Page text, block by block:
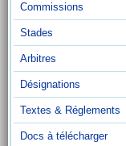
Commissions
Stades
Arbitres
Désignations
Textes & Réglements
Docs à télécharger